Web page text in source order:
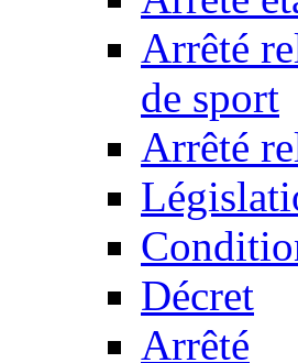
Arrêté
de sport
Arrêté
Décret
Arrêté